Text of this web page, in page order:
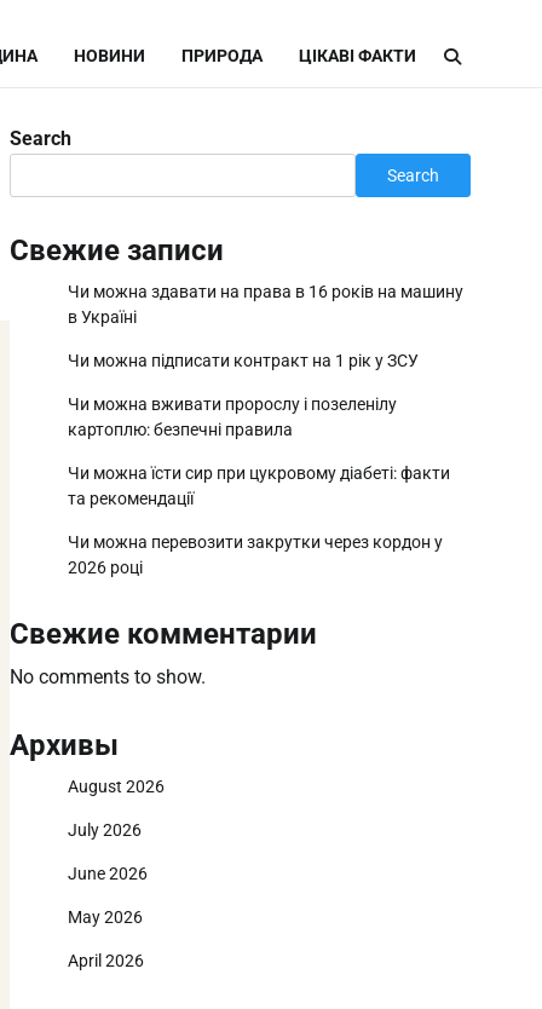
НОВИНИ ПРИРОДА ЦІКАВІ ФАКТИ
Search
Search
Свежие записи
Чи можна здавати на права в 16 років на машину
в Україні
Чи можна підписати контракт на 1 рік у ЗСУ
Чи можна вживати пророслу і позеленілу
картоплю: безпечні правила
Чи можна їсти сир при цукровому діабеті: факти
та рекомендації
Чи можна перевозити закрутки через кордон у
2026 році
Свежие комментарии
No comments to show.
Архивы
August 2026
July 2026
June 2026
May 2026
April 2026